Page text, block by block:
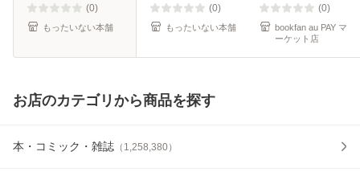
料】
(0)
もったいない本舗
(0)
もったいない本舗
(0)
bookfan au PAY マ
ーケット店
お店のカテゴリから商品を探す
本・コミック・雑誌 （ 1,258,380）